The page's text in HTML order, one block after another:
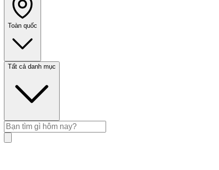
Toàn quốc
Tất cả danh mục